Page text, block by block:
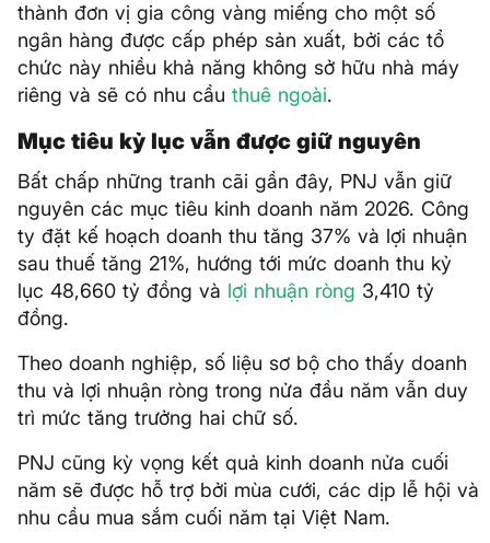
thành đơn vị gia công vàng miếng cho một số
ngân hàng được cấp phép sản xuất, bởi các tổ
chức này nhiều khả năng không sở hữu nhà máy
riêng và sẽ có nhu cầu thuê ngoài.
Mục tiêu kỷ lục vẫn được giữ nguyên
Bất chấp những tranh cãi gần đây, PNJ vẫn giữ
nguyên các mục tiêu kinh doanh năm 2026. Công
ty đặt kế hoạch doanh thu tăng 37% và lợi nhuận
sau thuế tăng 21%, hướng tới mức doanh thu kỷ
lục 48,660 tỷ đồng và lợi nhuận ròng 3,410 tỷ
đồng.
Theo doanh nghiệp, số liệu sơ bộ cho thấy doanh
thu và lợi nhuận ròng trong nửa đầu năm vẫn duy
trì mức tăng trưởng hai chữ số.
PNJ cũng kỳ vọng kết quả kinh doanh nửa cuối
năm sẽ được hỗ trợ bởi mùa cưới, các dịp lễ hội và
nhu cầu mua sắm cuối năm tại Việt Nam.